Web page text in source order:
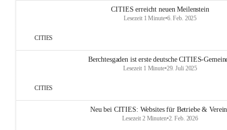
CITIES erreicht neuen Meilenstein
Lesezeit 1 Minute•6. Feb. 2025
CITIES
Berchtesgaden ist erste deutsche CITIES-
Lesezeit 1 Minute•29. Juli 2025
CITIES
Neu bei CITIES: Websites für Betriebe &
Lesezeit 2 Minuten•2. Feb. 2026